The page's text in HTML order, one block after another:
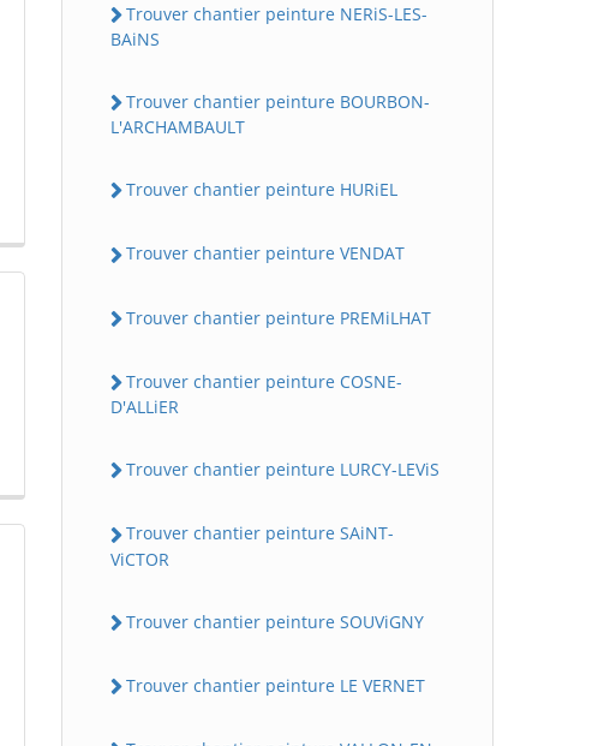
Trouver chantier peinture NERiS-LES-
BAiNS
Trouver chantier peinture BOURBON-
L'ARCHAMBAULT
Trouver chantier peinture HURiEL
Trouver chantier peinture VENDAT
Trouver chantier peinture PREMiLHAT
Trouver chantier peinture COSNE-
D'ALLiER
Trouver chantier peinture LURCY-LEViS
Trouver chantier peinture SAiNT-
ViCTOR
Trouver chantier peinture SOUViGNY
Trouver chantier peinture LE VERNET